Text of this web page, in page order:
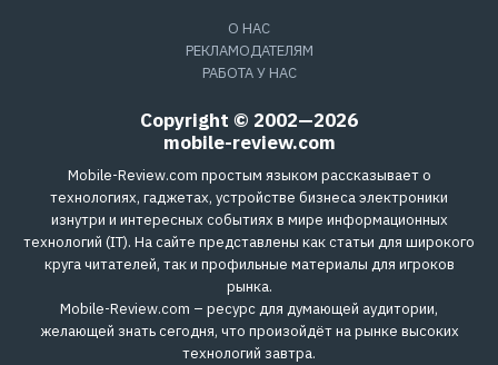
О НАС
РЕКЛАМОДАТЕЛЯМ
РАБОТА У НАС
Copyright © 2002—2026
mobile-review.com
Mobile-Review.com простым языком рассказывает о
технологиях, гаджетах, устройстве бизнеса электроники
изнутри и интересных событиях в мире информационных
технологий (IT). На сайте представлены как статьи для широкого
круга читателей, так и профильные материалы для игроков
рынка.
Mobile-Review.com – ресурс для думающей аудитории,
желающей знать сегодня, что произойдёт на рынке высоких
технологий завтра.